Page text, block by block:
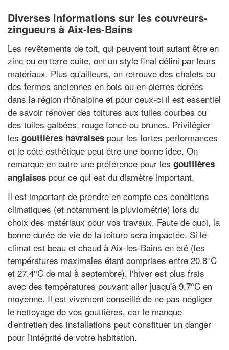
Diverses informations sur les couvreurs-
zingueurs à Aix-les-Bains
Les revêtements de toit, qui peuvent tout autant être en
zinc ou en terre cuite, ont un style final défini par leurs
matériaux. Plus qu'ailleurs, on retrouve des chalets ou
des fermes anciennes en bois ou en pierres dorées
dans la région rhônalpine et pour ceux-ci il est essentiel
de savoir rénover des toitures aux tuiles courbes ou
des tuiles galbées, rouge foncé ou brunes. Privilégier
les gouttières havraises pour les fortes performances
et le côté esthétique peut être une bonne idée. On
remarque en outre une préférence pour les gouttières
anglaises pour ce qui est du diamètre important.
Il est important de prendre en compte ces conditions
climatiques (et notamment la pluviométrie) lors du
choix des matériaux pour vos travaux. Faute de quoi, la
bonne durée de vie de la toiture sera impactée. Si le
climat est beau et chaud à Aix-les-Bains en été (les
températures maximales étant comprises entre 20.8°C
et 27.4°C de mai à septembre), l'hiver est plus frais
avec des températures pouvant aller jusqu'à 9.7°C en
moyenne. Il est vivement conseillé de ne pas négliger
le nettoyage de vos gouttières, car le manque
d'entretien des installations peut constituer un danger
pour l'intégrité de votre habitation.